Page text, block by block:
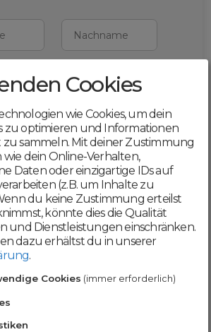
Nachname
Registrierung bestätigst du,
AGBund
akzeptierst
Weiter
jetzt Teil der
Cookies
wie Cookies, um dein
zu optimieren und Informationen
zu sammeln. Mit deiner Zustimmung
dein Online-Verhalten,
Daten oder einzigartige IDs auf
(z.B. um Inhalte zu
du keine Zustimmung erteilst
könnte dies die Qualität
und Dienstleistungen einschränken.
dazu erhältst du in unserer
.
Cookies (immer erforderlich)